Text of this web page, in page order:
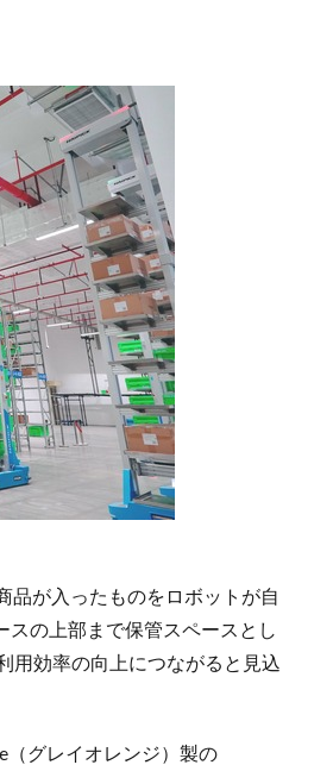
品が入ったものをロボットが自
の上部まで保管スペースとし
用効率の向上につながると見込
（グレイオレンジ）製の